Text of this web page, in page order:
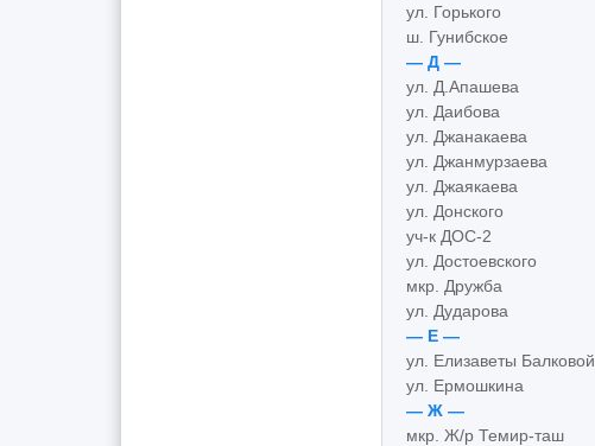
ул. Горького
ш. Гунибское
— Д —
ул. Д.Апашева
ул. Даибова
ул. Джанакаева
ул. Джанмурзаева
ул. Джаякаева
ул. Донского
уч-к ДОС-2
ул. Достоевского
мкр. Дружба
ул. Дударова
— Е —
ул. Елизаветы Балковой
ул. Ермошкина
— Ж —
мкр. Ж/р Темир-таш